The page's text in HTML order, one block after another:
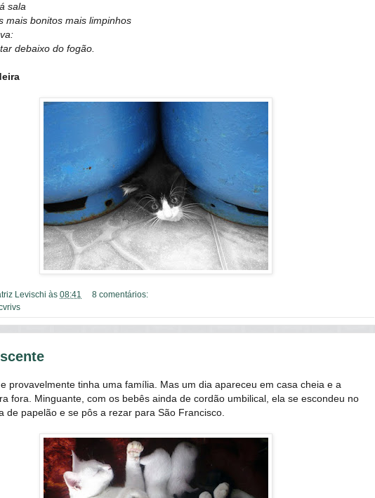
sala
mais bonitos mais limpinhos
debaixo do fogão.
Levischi às 08:41
8 comentários:
provavelmente tinha uma família. Mas um dia apareceu em casa cheia e a
fora. Minguante, com os bebês ainda de cordão umbilical, ela se escondeu no
de papelão e se pôs a rezar para São Francisco.